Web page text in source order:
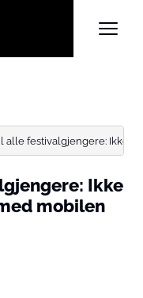
alle festivalgjengere: Ikke
Ikke
mobilen